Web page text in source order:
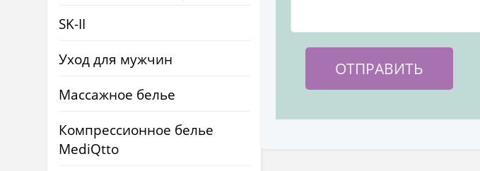
SK-II
Уход для мужчин
Массажное белье
Компрессионное белье
MediQtto